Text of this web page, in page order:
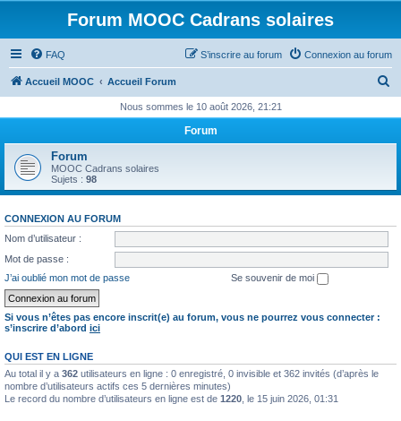
Forum MOOC Cadrans solaires
FAQ Connexion au forum
S’inscrire au forum
Accueil MOOC Accueil Forum
h
r
Nous sommes le 10 août 2026, 21:21
Forum
Forum
MOOC Cadrans solaires
Sujets : 98
CONNEXION AU FORUM
Nom d’utilisateur :
Mot de passe :
J’ai oublié mon mot de passe
Se souvenir de moi
Si vous n’êtes pas encore inscrit(e) au forum, vous ne pourrez vous connecter :
s’inscrire d’abord ici
QUI EST EN LIGNE
Au total il y a 362 utilisateurs en ligne : 0 enregistré, 0 invisible et 362 invités (d’après le
nombre d’utilisateurs actifs ces 5 dernières minutes)
Le record du nombre d’utilisateurs en ligne est de 1220 , le 15 juin 2026, 01:31